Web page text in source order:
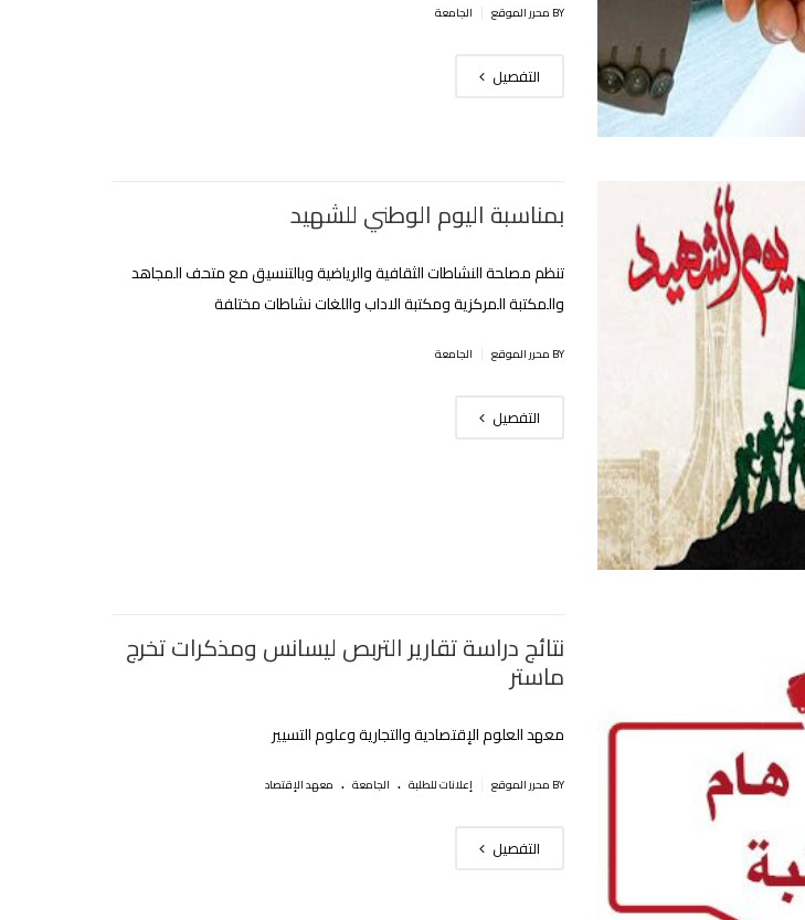
BY محرر الموقع الجامعة
التفصيل
بمناسبة اليوم الوطني للشهيد
تنظم مصلحة النشاطات الثقافية والرياضية وبالتنسيق مع متحف المجاهد
والمكتبة المركزية ومكتبة الاداب واللغات نشاطات مختلفة
BY محرر الموقع الجامعة
التفصيل
نتائج دراسة تقارير التربص ليسانس ومذكرات تخرج
ماستر
معهد العلوم الإقتصادية والتجارية وعلوم التسيير
BY محرر الموقع إعلانات للطلبة . الجامعة . معهد الإقتصاد
التفصيل